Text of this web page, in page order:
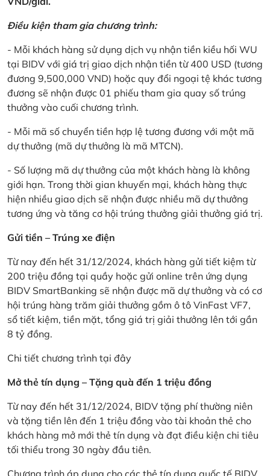
Điều kiện tham gia chương trình:
- Mỗi khách hàng sử dụng dịch vụ nhận tiền kiều hối WU
tại BIDV với giá trị giao dịch nhận tiền từ 400 USD (tương
đương 9,500,000 VND) hoặc quy đổi ngoại tệ khác tương
đương sẽ nhận được 01 phiếu tham gia quay số trúng
thưởng vào cuối chương trình.
- Mỗi mã số chuyển tiền hợp lệ tương đương với một mã
dự thưởng (mã dự thưởng là mã MTCN).
- Số lượng mã dự thưởng của một khách hàng là không
giới hạn. Trong thời gian khuyến mại, khách hàng thực
hiện nhiều giao dịch sẽ nhận được nhiều mã dự thưởng
tương ứng và tăng cơ hội trúng thưởng giải thưởng giá trị.
Gửi tiền – Trúng xe điện
Từ nay đến hết 31/12/2024, khách hàng gửi tiết kiệm từ
200 triệu đồng tại quầy hoặc gửi online trên ứng dụng
BIDV SmartBanking sẽ nhận được mã dự thưởng và có cơ
hội trúng hàng trăm giải thưởng gồm ô tô VinFast VF7,
sổ tiết kiệm, tiền mặt, tổng giá trị giải thưởng lên tới gần
8 tỷ đồng.
Chi tiết chương trình tại đây
Mở thẻ tín dụng – Tặng quà đến 1 triệu đồng
Từ nay đến hết 31/12/2024, BIDV tặng phí thường niên
và tặng tiền lên đến 1 triệu đồng vào tài khoản thẻ cho
khách hàng mở mới thẻ tín dụng và đạt điều kiện chi tiêu
tối thiểu trong 30 ngày đầu tiên.
Chương trình áp dụng cho các thẻ tín dụng quốc tế BIDV